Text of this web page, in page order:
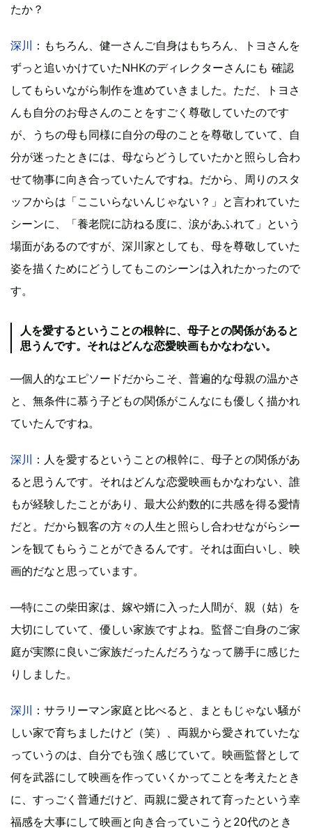
たか？
深川 ：もちろん、健一さんご自身はもちろん、トヨさんを
ずっと追いかけていたNHKのディレクターさんにも 確認
してもらいながら制作を進めていきました。ただ、トヨさ
んも自分のお母さんのことをすごく尊敬していたのです
が、うちの母も同様に自分の母のことを尊敬していて、自
分が迷ったときには、母ならどうしていたかと照らし合わ
せて物事に向き合っていたんですね。だから、周りのスタ
ッフからは「ここいらないんじゃない？」と言われていた
シーンに、「養老院に訪ねる度に、涙があふれて」という
場面があるのですが、深川家としても、母を尊敬していた
姿を描くためにどうしてもこのシーンは入れたかったので
す。
人を愛するということの根幹に、母子との関係があると
思うんです。それはどんな恋愛映画もかなわない。
―個人的なエピソードだからこそ、普遍的な母親の温かさ
と、無条件に慕う子どもの関係がこんなにも優しく描かれ
ていたんですね。
深川 ：人を愛するということの根幹に、母子との関係があ
ると思うんです。それはどんな恋愛映画もかなわない、誰
もが経験したことがあり、最大公約数的に共感を得る愛情
だと。だから観客の方々の人生と照らし合わせながらシー
ンを観てもらうことができるんです。それは面白いし、映
画的だなと思っています。
―特にこの柴田家は、嫁や婿に入った人間が、親（姑）を
大切にしていて、優しい家族ですよね。監督ご自身のご家
庭が実際に良いご家族だったんだろうなって勝手に感じた
りしました。
深川 ：サラリーマン家庭と比べると、まともじゃない騒が
しい家で育ちましたけど（笑）、両親から愛されていたな
っていうのは、自分でも強く感じていて。映画監督として
何を武器にして映画を作っていくかってことを考えたとき
に、すっごく普通だけど、両親に愛されて育ったという幸
福感を大事にして映画と向き合っていこうと20代のとき